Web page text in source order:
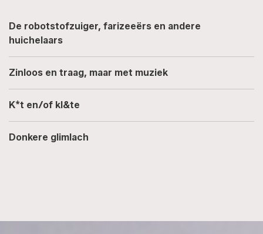
De robotstofzuiger, farizeeërs en andere
huichelaars
Zinloos en traag, maar met muziek
K*t en/of kl&te
Donkere glimlach